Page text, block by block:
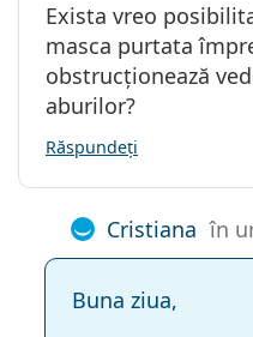
Exista vreo
masca purtata
obstrucționează
aburilor?
Răspundeți
Cristiana în
Buna ziua,